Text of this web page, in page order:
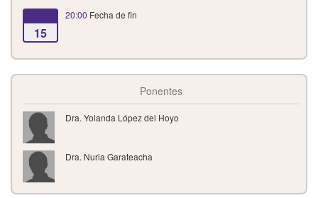
15
20:00 Fecha de fin
Ponentes
Dra. Yolanda López del Hoyo
Dra. Nuria Garateacha